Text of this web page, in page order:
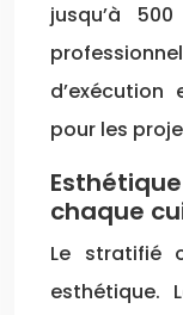
jusqu’à
pour les
chaque
Le stratifié
esthétique.